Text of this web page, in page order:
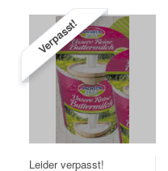
Verpasst!
Leider verpasst!